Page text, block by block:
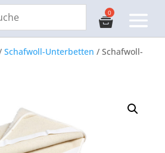
Schafwoll-Unterbetten / Schafwoll-